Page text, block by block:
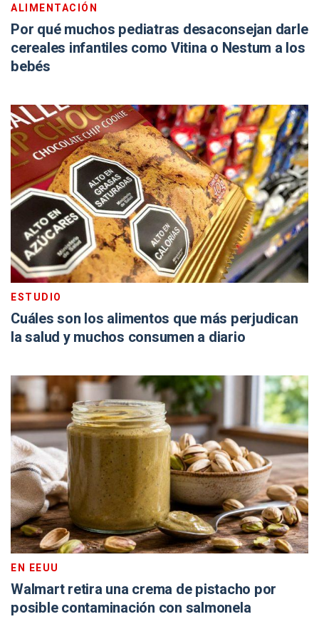
ALIMENTACIÓN
Por qué muchos pediatras desaconsejan darle
cereales infantiles como Vitina o Nestum a los
bebés
ESTUDIO
Cuáles son los alimentos que más perjudican
la salud y muchos consumen a diario
EN EEUU
Walmart retira una crema de pistacho por
posible contaminación con salmonela